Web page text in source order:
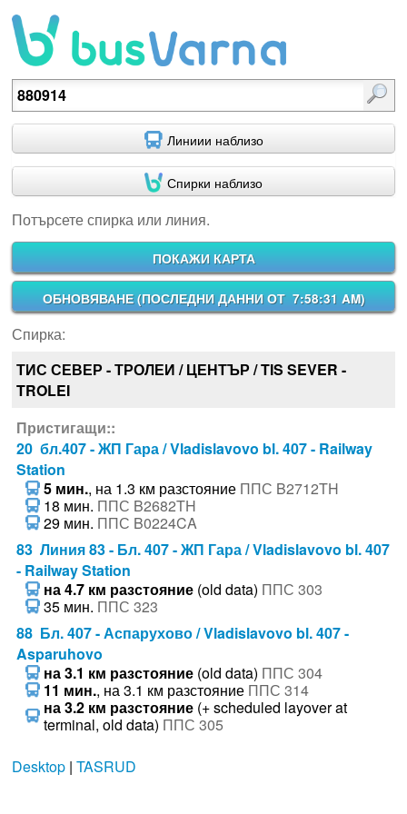
Потърсете спирка или линия.
Линиии наблизо
Спирки наблизо
Потърсете спирка или линия.
ПОКАЖИ КАРТА
ОБНОВЯВАНЕ (ПОСЛЕДНИ ДАННИ ОТ 7:58:31 AM)
Спирка:
ТИС СЕВЕР - ТРОЛЕИ / ЦЕНТЪР / TIS SEVER -
TROLEI
Пристигащи::
20 бл.407 - ЖП Гара / Vladislavovo bl. 407 - Railway
Station
5 мин., на 1.3 км разстояние ППС B2712TH
18 мин. ППС B2682TH
29 мин. ППС B0224CA
83 Линия 83 - Бл. 407 - ЖП Гара / Vladislavovo bl. 407
- Railway Station
на 4.7 км разстояние(old data) ППС 303
35 мин. ППС 323
88 Бл. 407 - Аспарухово / Vladislavovo bl. 407 -
Asparuhovo
на 3.1 км разстояние(old data) ППС 304
11 мин., на 3.1 км разстояние ППС 314
на 3.2 км разстояние(+ scheduled layover at
terminal, old data) ППС 305
Desktop| TASRUD